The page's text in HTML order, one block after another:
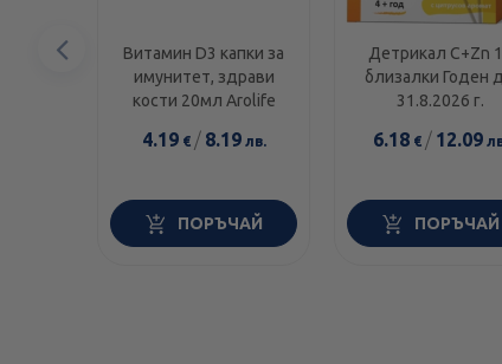
Витамин D3 капки за
имунитет, здрави
кости 20мл Arolife
4.19€ / 8.19лв.
ПОРЪЧАЙ
Детрикал C+Zn
близалки Годен
31.8.2026 г.
6.18 € / 12.09
ПОРЪЧАЙ
Предишен
елемент